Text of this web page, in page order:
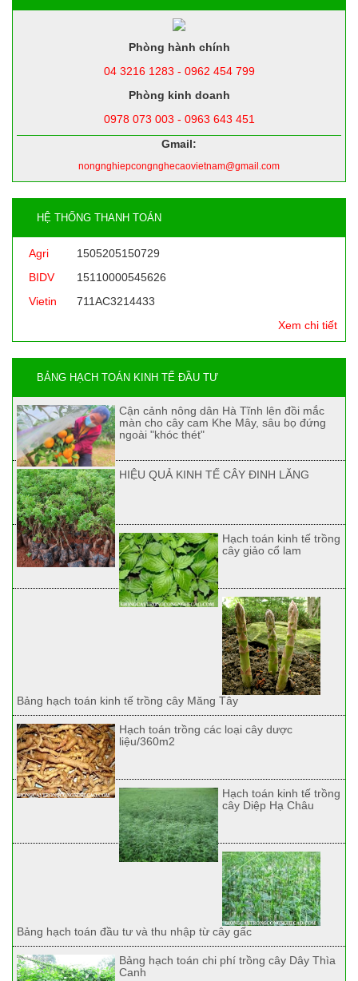
Phòng hành chính
04 3216 1283 - 0962 454 799
Phòng kinh doanh
0978 073 003 - 0963 643 451
Gmail:
nongnghiepcongnghecaovietnam@gmail.com
HỆ THỐNG THANH TOÁN
Agri
1505205150729
BIDV
15110000545626
Vietin
711AC3214433
Xem chi tiết
BẢNG HẠCH TOÁN KINH TẾ ĐẦU TƯ
Cận cảnh nông dân Hà Tĩnh lên đồi mắc
màn cho cây cam Khe Mây, sâu bọ đứng
ngoài "khóc thét"
HIỆU QUẢ KINH TẾ CÂY ĐINH LĂNG
Hạch toán kinh tế trồng
cây giảo cổ lam
Bảng hạch toán kinh tế trồng cây Măng Tây
Hạch toán trồng các loại cây dược
liệu/360m2
Hạch toán kinh tế trồng
cây Diệp Hạ Châu
Bảng hạch toán đầu tư và thu nhập từ cây gấc
Bảng hạch toán chi phí trồng cây Dây Thìa
Canh